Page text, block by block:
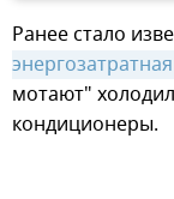
Ранее стало
энергозатратная
мотают"
кондиционеры.